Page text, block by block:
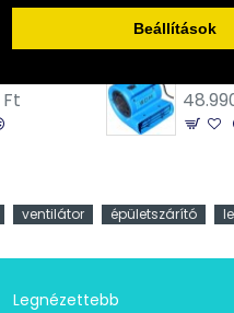
Beállítások
ventilátor épületszárító
Legnézettebb